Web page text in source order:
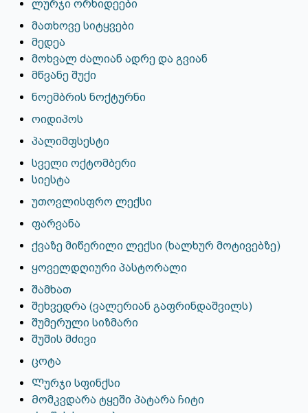
ლურჯი ორხიდეები
მათხოვე სიტყვები
მედეა
მოხვალ ძალიან ადრე და გვიან
მწვანე შუქი
ნოემბრის ნოქტურნი
ოიდიპოს
პალიმფსესტი
სველი ოქტომბერი
სიესტა
უთოვლისფრო ლექსი
ფარვანა
ქვაზე მიწერილი ლექსი (ხალხურ მოტივებზე)
ყოველდღიური პასტორალი
შამხათ
შეხვედრა (ვალერიან გაფრინდაშვილს)
შუმერული სიზმარი
შუშის მძივი
ცოტა
Ლურჯი სფინქსი
Მომკვდარა ტყეში პატარა ჩიტი